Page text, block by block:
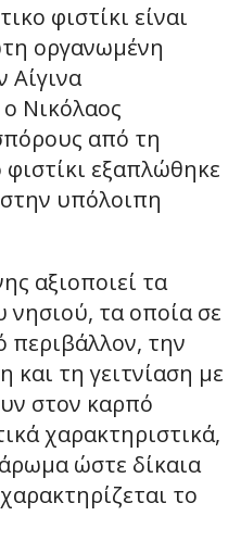
φιστίκι είναι
οργανωμένη
Αίγινα
Νικόλαος
από τη
φιστίκι εξαπλώθηκε
υπόλοιπη
αξιοποιεί τα
τα οποία σε
περιβάλλον, την
και τη γειτνίαση με
στον καρπό
χαρακτηριστικά,
ώστε δίκαια
το